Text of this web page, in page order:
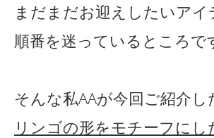
まだまだお迎えしたいア
順番を迷っているところで
そんな私AAが今回ご紹介し
リンゴの形をモチーフにし